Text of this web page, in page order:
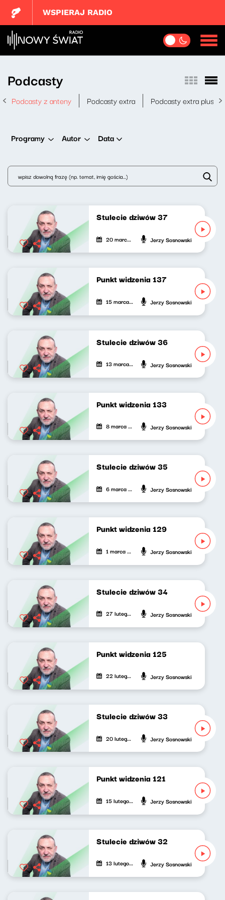
WSPIERAJ RADIO
Podcasty
Podcasty z anteny Podcasty extra Podcasty extra plus
Programy Autor Data
Stulecie dziwów 37
20 marca 2021 Jerzy Sosnowski
Punkt widzenia 137
15 marca 2021 Jerzy Sosnowski
Stulecie dziwów 36
13 marca 2021 Jerzy Sosnowski
Punkt widzenia 133
8 marca 2021 Jerzy Sosnowski
Stulecie dziwów 35
6 marca 2021 Jerzy Sosnowski
Punkt widzenia 129
1 marca 2021 Jerzy Sosnowski
Stulecie dziwów 34
27 lutego 2021 Jerzy Sosnowski
Punkt widzenia 125
22 lutego 2021 Jerzy Sosnowski
Stulecie dziwów 33
20 lutego 2021 Jerzy Sosnowski
Punkt widzenia 121
15 lutego 2021 Jerzy Sosnowski
Stulecie dziwów 32
13 lutego 2021 Jerzy Sosnowski